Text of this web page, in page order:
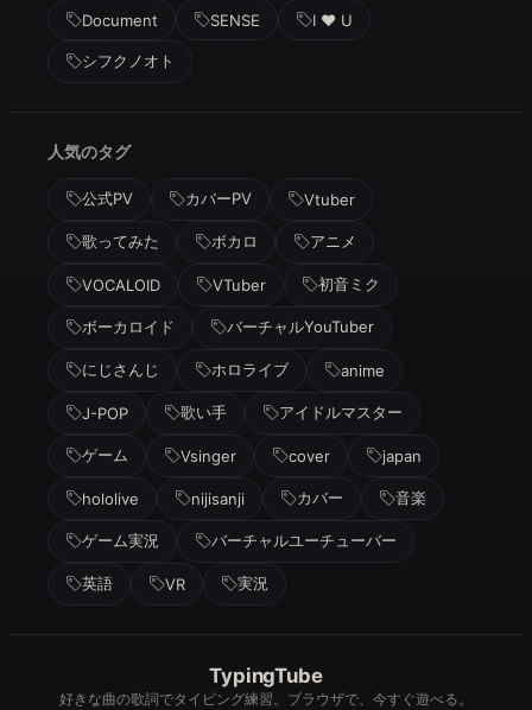
Document SENSE I ♥ U
シフクノオト
人気のタグ
公式PV カバーPV Vtuber
歌ってみた ボカロ アニメ
VOCALOID VTuber 初音ミク
ボーカロイド バーチャルYouTuber
にじさんじ ホロライブ anime
J-POP 歌い手 アイドルマスター
ゲーム Vsinger cover japan
hololive nijisanji カバー 音楽
ゲーム実況 バーチャルユーチューバー
英語 VR 実況
TypingTube
好きな曲の歌詞でタイピング練習。ブラウザで、今すぐ遊べる。